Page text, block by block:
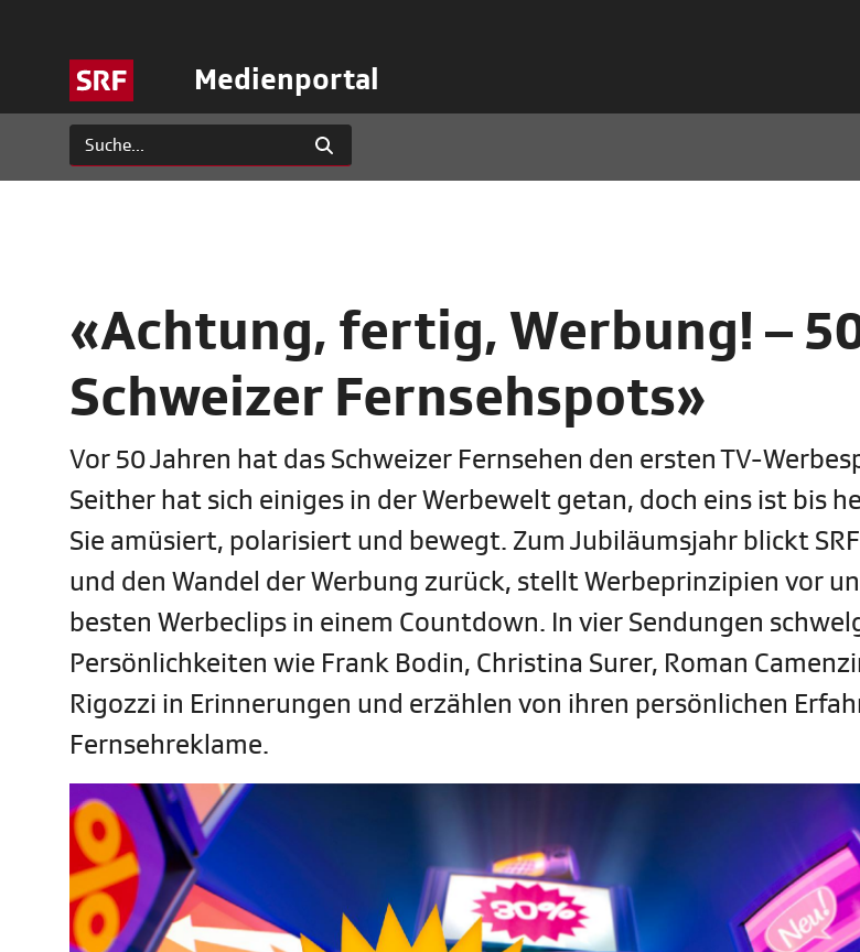
Medienportal
«Achtung, fertig, Werbung! –
Schweizer Fernsehspots»
Vor 50 Jahren hat das Schweizer Fernsehen den ersten TV-
Seither hat sich einiges in der Werbewelt getan, doch eins ist bis
Sie amüsiert, polarisiert und bewegt. Zum Jubiläumsjahr blickt
und den Wandel der Werbung zurück, stellt Werbeprinzipien vor
besten Werbeclips in einem Countdown. In vier Sendungen
Persönlichkeiten wie Frank Bodin, Christina Surer, Roman
Rigozzi in Erinnerungen und erzählen von ihren persönlichen
Fernsehreklame.